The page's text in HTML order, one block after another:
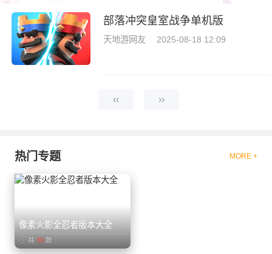
部落冲突皇室战争单机版
天地游网友 2025-08-18 12:09
‹‹ ››
热门专题 MORE +
像素火影全忍者版本大全
共 30 款